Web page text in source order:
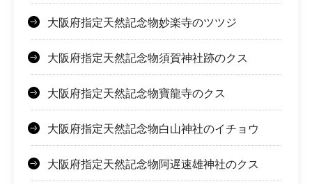
大阪府指定天然記念物妙楽寺のツツジ
大阪府指定天然記念物須賀神社跡のクス
大阪府指定天然記念物寶龍寺のクス
大阪府指定天然記念物白山神社のイチョウ
大阪府指定天然記念物阿遅速雄神社のクス